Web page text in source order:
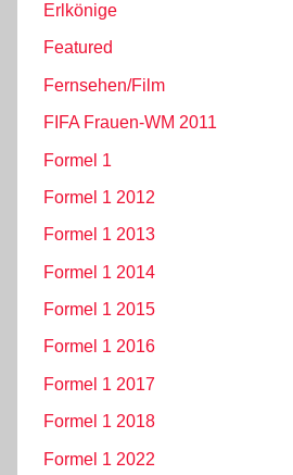
Erlkönige
Featured
Fernsehen/Film
FIFA Frauen-WM 2011
Formel 1
Formel 1 2012
Formel 1 2013
Formel 1 2014
Formel 1 2015
Formel 1 2016
Formel 1 2017
Formel 1 2018
Formel 1 2022